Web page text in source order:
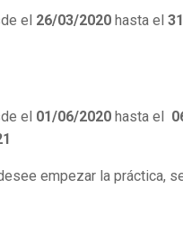
el 26/03/2020 hasta el
el 01/06/2020 hasta el
empezar la práctica,